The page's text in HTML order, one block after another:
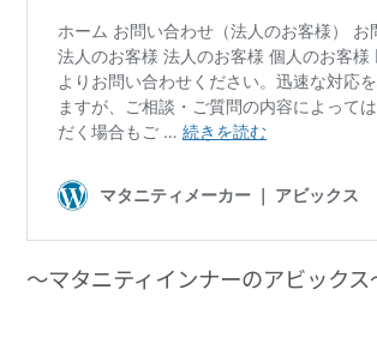
～マタニティインナーのアビックス